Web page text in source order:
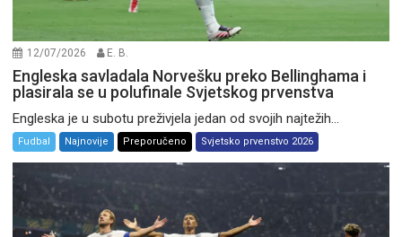
12/07/2026 E. B.
Engleska savladala Norvešku preko Bellinghama i
plasirala se u polufinale Svjetskog prvenstva
Engleska je u subotu preživjela jedan od svojih najtežih...
Fudbal Najnovije Preporučeno Svjetsko prvenstvo 2026